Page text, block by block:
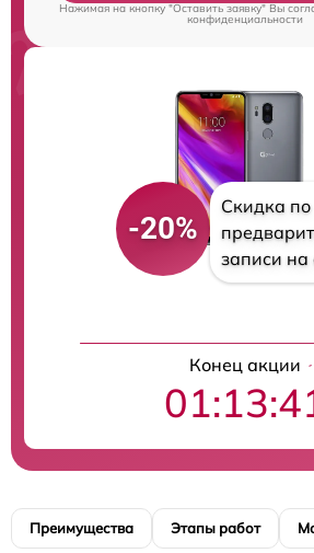
Нажимая на кнопку "Оставить заявку" Вы
конфиденциальности
-20%
Скидка по
записи на
Конец акции
Преимущества Этапы работ